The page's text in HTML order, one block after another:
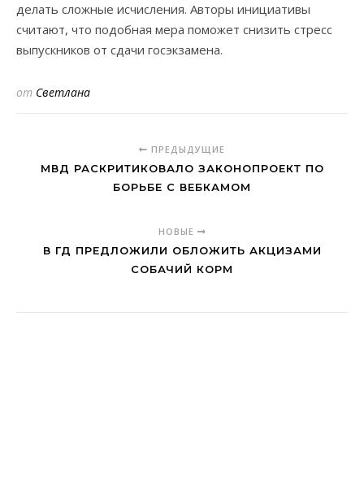
делать сложные исчисления. Авторы инициативы
считают, что подобная мера поможет снизить стресс
выпускников от сдачи госэкзамена.
от Светлана
ПРЕДЫДУЩИЕ
МВД РАСКРИТИКОВАЛО ЗАКОНОПРОЕКТ ПО
БОРЬБЕ С ВЕБКАМОМ
НОВЫЕ
В ГД ПРЕДЛОЖИЛИ ОБЛОЖИТЬ АКЦИЗАМИ
СОБАЧИЙ КОРМ